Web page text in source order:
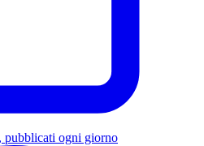
pubblicati ogni giorno